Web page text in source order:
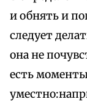
и обнять и
следует
она не
есть